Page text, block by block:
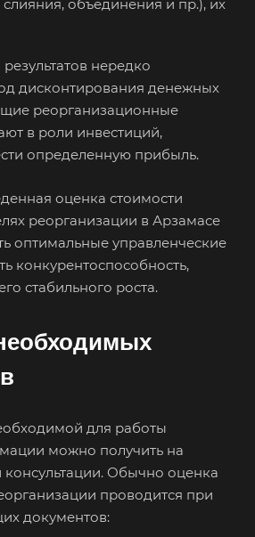
объединения и пр.), их
нередко
дисконтирования денежных
реорганизационные
в роли инвестиций,
определенную прибыль.
оценка стоимости
реорганизации в Арзамасе
оптимальные управленческие
конкурентоспособность,
стабильного роста.
для работы
можно получить на
консультации. Обычно оценка
проводится при
документов: